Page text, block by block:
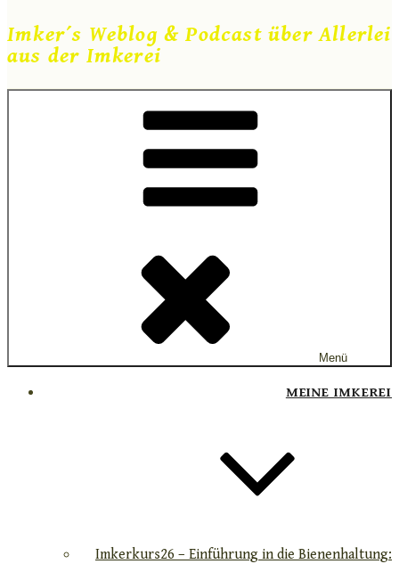
Imker´s Weblog & Podcast über Allerlei
aus der Imkerei
Menü
MEINE IMKEREI
Imkerkurs26 – Einführung in die Bienenhaltung: